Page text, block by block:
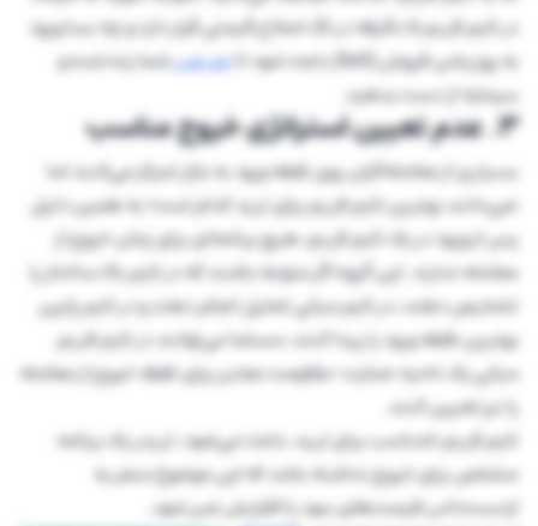
در تایم فریم ۵ دقیقه در لگ اصلاح قیمتی قرار دارد و چه بسا ورود
به پوزیشن فروش (Sell) باعث شود تا
حد ضررشما زده شده و
سرمایه از دست بدهید.
۳. عدم تعیین استراتژی خروج مناسب
بسیاری از معامله‌گران روی نقطه ورود به بازار تمرکز می‌کنند اما
نمی‌دانند بهترین تایم فریم برای ترید کدام است؛ به همین دلیل
پس از ورود در یک تایم فریم، هیچ برنامه‌ای برای زمان خروج از
معامله ندارند. این گروه اگر متوجه باشند که در تایم بالا ساختار را
تشخیص دهند، در تایم میانی تحلیل انجام دهند و در تایم پایین
بهترین نقطه ورود را پیدا کنند، مسلما می‌توانند در تایم فریم
میانی یک ناحیه حمایت-مقاومت معتبر برای نقطه خروج از معامله
را نیز تعیین کنند.
تایم فریم نامناسب برای ترید، باعث می‌شود، تریدر یک برنامه
مشخص برای خروج نداشته باشد که این موضوع منجر به
ازدست‌دادن فرصت‌های سود یا افزایش ضرر شود.